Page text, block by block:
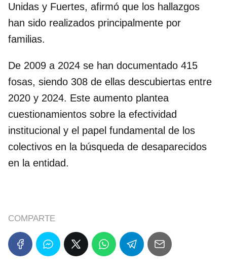
Unidas y Fuertes, afirmó que los hallazgos
han sido realizados principalmente por
familias.
De 2009 a 2024 se han documentado 415
fosas, siendo 308 de ellas descubiertas entre
2020 y 2024. Este aumento plantea
cuestionamientos sobre la efectividad
institucional y el papel fundamental de los
colectivos en la búsqueda de desaparecidos
en la entidad.
COMPARTE